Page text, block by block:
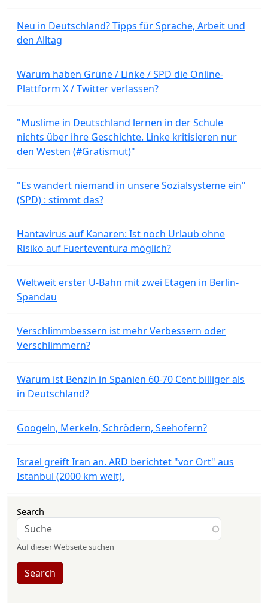
Neu in Deutschland? Tipps für Sprache, Arbeit und
den Alltag
Warum haben Grüne / Linke / SPD die Online-
Plattform X / Twitter verlassen?
"Muslime in Deutschland lernen in der Schule
nichts über ihre Geschichte. Linke kritisieren nur
den Westen (#Gratismut)"
"Es wandert niemand in unsere Sozialsysteme ein"
(SPD) : stimmt das?
Hantavirus auf Kanaren: Ist noch Urlaub ohne
Risiko auf Fuerteventura möglich?
Weltweit erster U-Bahn mit zwei Etagen in Berlin-
Spandau
Verschlimmbessern ist mehr Verbessern oder
Verschlimmern?
Warum ist Benzin in Spanien 60-70 Cent billiger als
in Deutschland?
Googeln, Merkeln, Schrödern, Seehofern?
Israel greift Iran an. ARD berichtet "vor Ort" aus
Istanbul (2000 km weit).
Search
Auf dieser Webseite suchen
Search